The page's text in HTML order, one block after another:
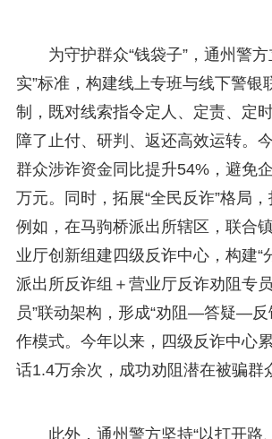
为守护群众“钱袋子”，通州警方
实”标准，构建线上专班与线下警银
制，既对线索指令定人、定责、定
障了止付、研判、返还高效运转。
群众涉诈资金同比提升54%，避免
万元。同时，拓展“全民反诈”格局，
例如，在马驹桥派出所辖区，联合
业厅创新组建四级反诈中心，构建“
派出所反诈组＋营业厅反诈劝阻专
员”联动架构，形成“劝阻—答疑—
作模式。今年以来，四级反诈中心
话1.4万余次，成功劝阻潜在被骗群
此外，通州警方坚持“以打开路